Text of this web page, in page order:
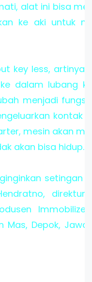
alat ini bisa
ke aki untuk
key less, artinya
dalam lubang
menjadi fungsi
kontak
mesin akan
akan bisa hidup.
setingan
direktur
Mas, Depok,